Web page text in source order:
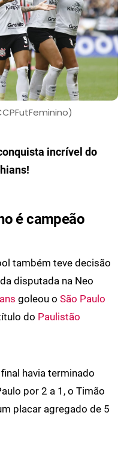
incrível do
é campeão
também teve decisão
disputada na Neo
goleou o São Paulo
do Paulistão
havia terminado
por 2 a 1, o Timão
placar agregado de 5